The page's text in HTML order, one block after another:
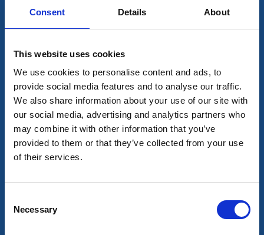
Consent Details About
This website uses cookies
We use cookies to personalise content and ads, to
provide social media features and to analyse our traffic.
We also share information about your use of our site with
our social media, advertising and analytics partners who
may combine it with other information that you’ve
provided to them or that they’ve collected from your use
of their services.
Selection
Necessary
GIBCA Extended Skaraborg
mycket konst. En brokig och härlig mix av konst, alltid
naturen, ett riktigt lantis-Berlin! Här nedan hittar du
det samlade utbudet.
Datum och filter